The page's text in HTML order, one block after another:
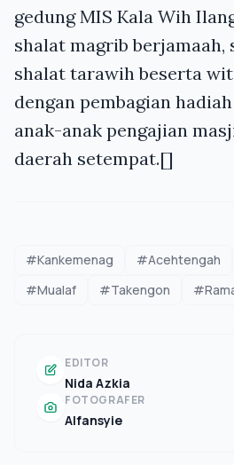
gedung MIS Kala Wih
shalat magrib berjamaah,
shalat tarawih beserta
dengan pembagian
anak-anak pengajian
daerah setempat.[]
#Kankemenag #Acehtengah
#Mualaf
#Takengon
EDITOR
Nida Azkia
FOTOGRAFER
Alfansyie